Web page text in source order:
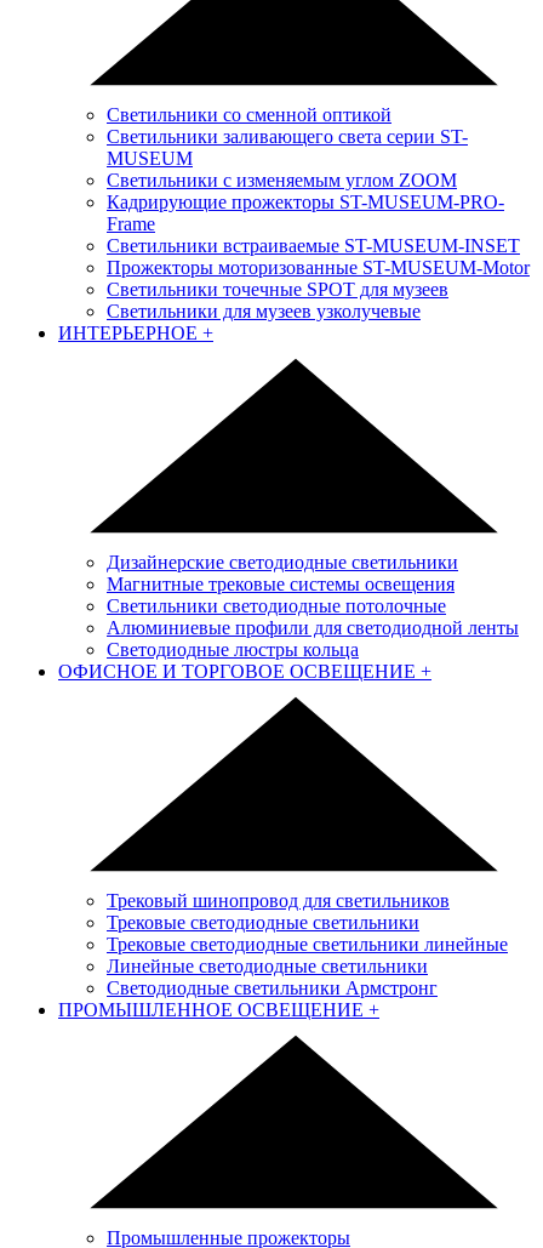
Светильники со сменной оптикой
Светильники заливающего света серии ST-
MUSEUM
Светильники с изменяемым углом ZOOM
Кадрирующие прожекторы ST-MUSEUM-PRO-
Frame
Светильники встраиваемые ST-MUSEUM-INSET
Прожекторы моторизованные ST-MUSEUM-Motor
Светильники точечные SPOT для музеев
Светильники для музеев узколучевые
ИНТЕРЬЕРНОЕ +
Дизайнерские светодиодные светильники
Магнитные трековые системы освещения
Светильники светодиодные потолочные
Алюминиевые профили для светодиодной ленты
Светодиодные люстры кольца
ОФИСНОЕ И ТОРГОВОЕ ОСВЕЩЕНИЕ +
Трековый шинопровод для светильников
Трековые светодиодные светильники
Трековые светодиодные светильники линейные
Линейные светодиодные светильники
Светодиодные светильники Армстронг
ПРОМЫШЛЕННОЕ ОСВЕЩЕНИЕ +
Промышленные прожекторы